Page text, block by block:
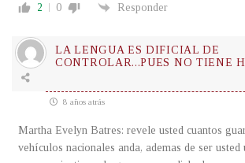
2 0 Responder
LA LENGUA ES DIFICIAL DE
CONTROLAR...PUES NO TIENE
8 años atrás
Martha Evelyn Batres: revele usted cuantos
vehículos nacionales anda, ademas de ser